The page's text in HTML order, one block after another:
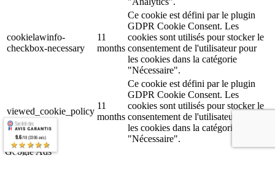
cookielawinfo-
checkbox-necessary
11
months
Ce cookie est défini par le plugin
GDPR Cookie Consent. Les
cookies sont utilisés pour stocker le
consentement de l'utilisateur pour
les cookies dans la catégorie
"Nécessaire".
viewed_cookie_policy
11
months
Ce cookie est défini par le plugin
GDPR Cookie Consent. Les
cookies sont utilisés pour stocker le
consentement de l'utilisateur pour
les cookies dans la catégorie
"Nécessaire".
Google Ads
9.6/10 (3306 avis)
★★★★★